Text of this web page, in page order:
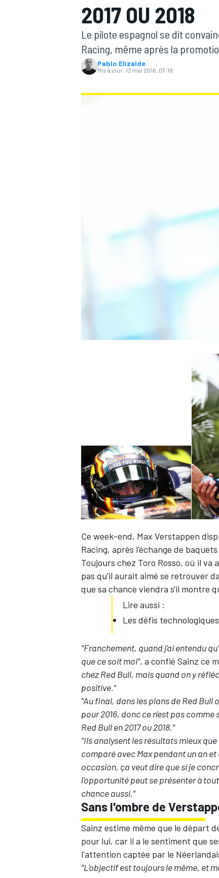
2017 OU 2018
Le pilote espagnol se dit
Racing, même après la
Pablo Elizalde
Mis à jour: 12 mai 2016, 07:18
Ce week-end, Max Verstappen
Racing, après l'échange de
Toujours chez Toro Rosso, où il va
pas qu'il aurait aimé se retrouver
que sa chance viendra s'il montre
Lire aussi :
Les défis
"Franchement, quand j'ai entendu
que ce soit moi", a confié Sainz ce
chez Red Bull, mais quand on y
positive."
"Au final, dans les plans de Red Bull
pour 2016, donc ce n'est pas
Red Bull en 2017 ou 2018."
"Ils analysent les résultats mieux
comparé avec Max pendant un an
occasion, ça veut dire que si je
l'opportunité peut se présenter à
chance aussi."
Sans l'ombre de
Sainz estime même que le départ
pour lui, car il a le sentiment que
l'attention captée par le
"L'objectif est toujours le même, et